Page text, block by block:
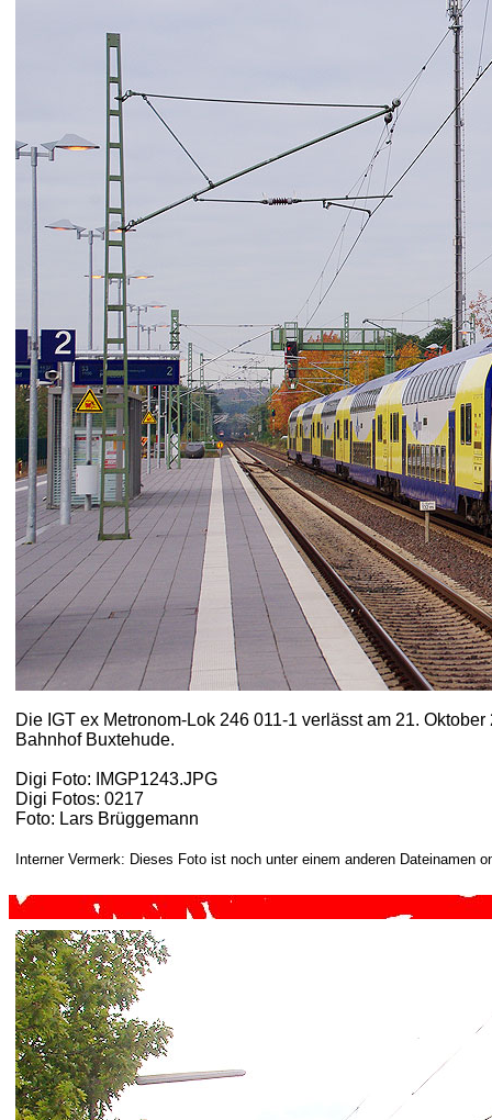
Die IGT ex Metronom-Lok 246 011-1 verlässt am 21.
Bahnhof Buxtehude.
Digi Foto: IMGP1243.JPG
Digi Fotos: 0217
Foto: Lars Brüggemann
Interner Vermerk: Dieses Foto ist noch unter einem anderen Dateinamen